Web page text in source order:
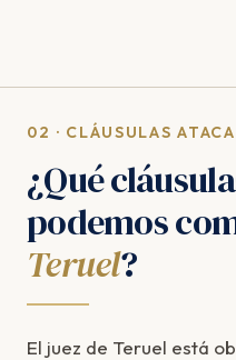
02 · CLÁUSULAS
¿Qué
podemos
Teruel?
El juez de Teruel está